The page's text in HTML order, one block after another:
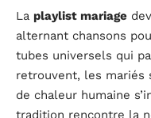
La playlist mariage
alternant chansons
tubes universels qui
retrouvent, les mariés
de chaleur humaine
tradition rencontre la